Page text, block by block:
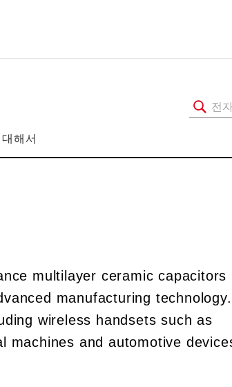
해서
multilayer ceramic capacitors
manufacturing
wireless handsets such as
machines and automotive